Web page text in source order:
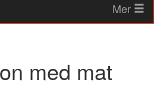
Mer
med mat